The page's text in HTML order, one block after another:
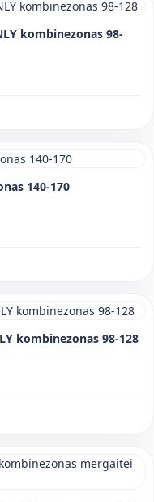
kombinezonas 98-
140-170
kombinezonas 98-128